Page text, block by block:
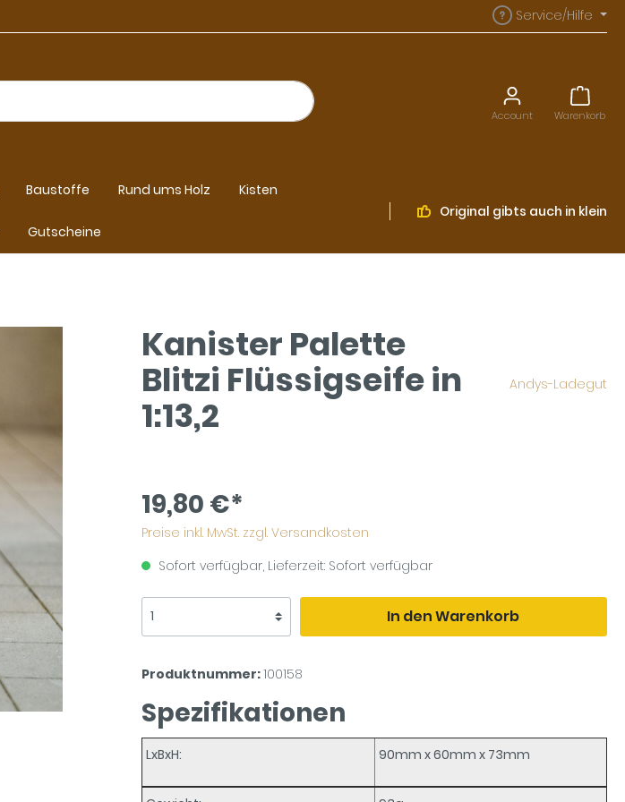
Service/Hilfe
Account Warenkorb
Baustoffe Rund ums Holz Kisten
Gutscheine
Original gibts auch in klein
Kanister Palette
Blitzi Flüssigseife in
1:13,2
Andys-Ladegut
19,80 €*
Preise inkl. MwSt. zzgl. Versandkosten
Sofort verfügbar, Lieferzeit: Sofort verfügbar
In den Warenkorb
Produktnummer:100158
Spezifikationen
LxBxH: 90mm x 60mm x 73mm